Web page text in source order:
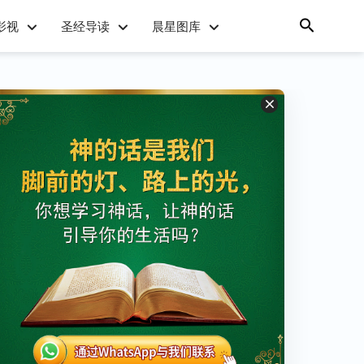
视 圣经导读 晨星图库